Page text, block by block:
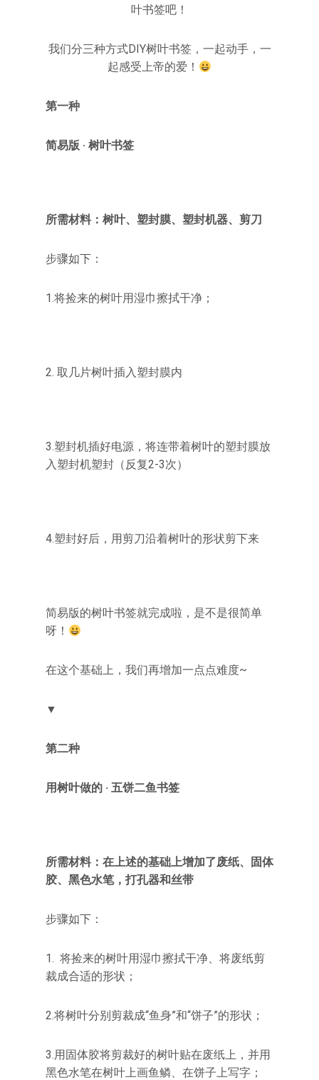
叶书签吧！
我们分三种方式DIY树叶书签，一起动手，一
起感受上帝的爱！
第一种
简易版 · 树叶书签
所需材料：树叶、塑封膜、塑封机器、剪刀
步骤如下：
1.将捡来的树叶用湿巾擦拭干净；
2. 取几片树叶插入塑封膜内
3.塑封机插好电源，将连带着树叶的塑封膜放
入塑封机塑封（反复2-3次）
4.塑封好后，用剪刀沿着树叶的形状剪下来
简易版的树叶书签就完成啦，是不是很简单
呀！
在这个基础上，我们再增加一点点难度~
▼
第二种
用树叶做的 · 五饼二鱼书签
所需材料：在上述的基础上增加了废纸、固体
胶、黑色水笔，打孔器和丝带
步骤如下：
1. 将捡来的树叶用湿巾擦拭干净、将废纸剪
裁成合适的形状；
2.将树叶分别剪裁成“鱼身”和“饼子”的形状；
3.用固体胶将剪裁好的树叶贴在废纸上，并用
黑色水笔在树叶上画鱼鳞、在饼子上写字；